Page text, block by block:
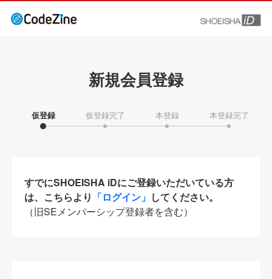
新規会員登録
仮登録 仮登録完了 本登録 本登録完了
すでにSHOEISHA iDにご登録いただいている方
は、こちらより 「ログイン」 してください。
（旧SEメンバーシップ登録者を含む）